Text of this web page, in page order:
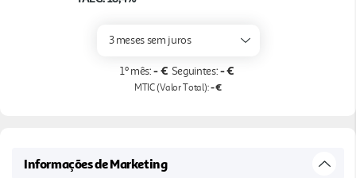
3 meses sem juros
1º mês:- € Seguintes:- €
MTIC (Valor Total):- €
Informações de Marketing